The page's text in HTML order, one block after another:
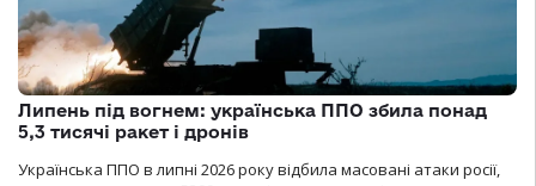
Липень під вогнем: українська ППО збила понад
5,3 тисячі ракет і дронів
Українська ППО в липні 2026 року відбила масовані атаки росії,